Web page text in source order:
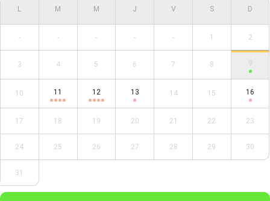
- - - - - 1 2
3 4 5 6 7 8 9
10 11 12 13 14 15 16
17 18 19 20 21 22 23
24 25 26 27 28 29 30
31